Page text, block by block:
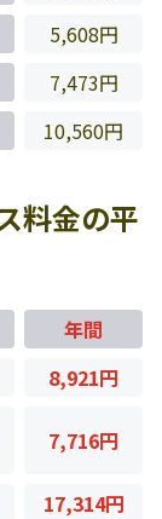
5,608円
7,473円
10,560円
料金の平
年間
8,921円
7,716円
17,314円